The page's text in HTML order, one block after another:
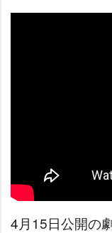
4月15日公開の